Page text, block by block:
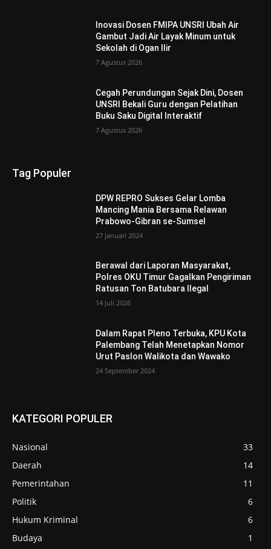
Inovasi Dosen FMIPA UNSRI Ubah Air
Gambut Jadi Air Layak Minum untuk
Sekolah di Ogan Ilir
7 Agustus 2026
Cegah Perundungan Sejak Dini, Dosen
UNSRI Bekali Guru dengan Pelatihan
Buku Saku Digital Interaktif
7 Agustus 2026
Tag Populer
DPW REPRO Sukses Gelar Lomba
Mancing Mania Bersama Relawan
Prabowo-Gibran se-Sumsel
27 Januari 2024
Berawal dari Laporan Masyarakat,
Polres OKU Timur Gagalkan Pengiriman
Ratusan Ton Batubara Ilegal
14 Juli 2026
Dalam Rapat Pleno Terbuka, KPU Kota
Palembang Telah Menetapkan Nomor
Urut Paslon Walikota dan Wawako
24 September 2024
KATEGORI POPULER
Nasional
33
Daerah
14
Pemerintahan
11
Politik
6
Hukum Kriminal
6
Budaya
1